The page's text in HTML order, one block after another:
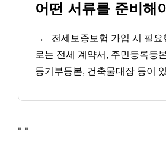
어떤 서류를 준비해
→
전세보증보험 가입 시 필
로는 전세 계약서, 주민등록등
등기부등본, 건축물대장 등이
" "